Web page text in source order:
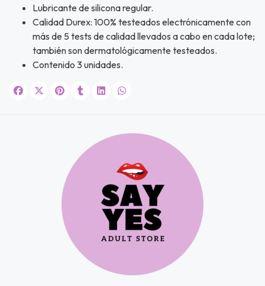
Lubricante de silicona regular.
Calidad Durex: 100% testeados electrónicamente con
más de 5 tests de calidad llevados a cabo en cada lote;
también son dermatológicamente testeados.
Contenido 3 unidades.